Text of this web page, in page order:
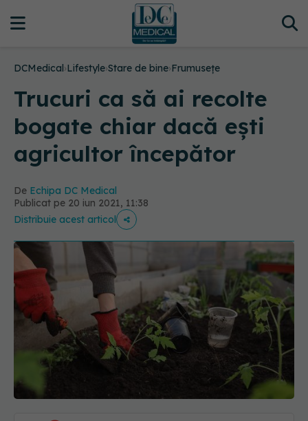
DCMedical›Lifestyle›Stare de bine›Frumusețe
Trucuri ca să ai recolte
bogate chiar dacă ești
agricultor începător
De Echipa DC Medical
Publicat pe 20 iun 2021, 11:38
Distribuie acest articol